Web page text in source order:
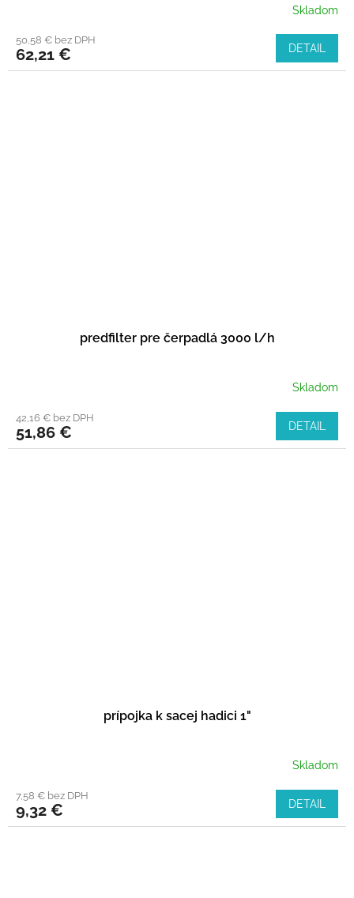
Skladom
50,58 € bez DPH
62,21 € DETAIL
predfilter pre čerpadlá 3000 l/h
Skladom
42,16 € bez DPH
51,86 € DETAIL
prípojka k sacej hadici 1"
Skladom
7,58 € bez DPH
9,32 € DETAIL